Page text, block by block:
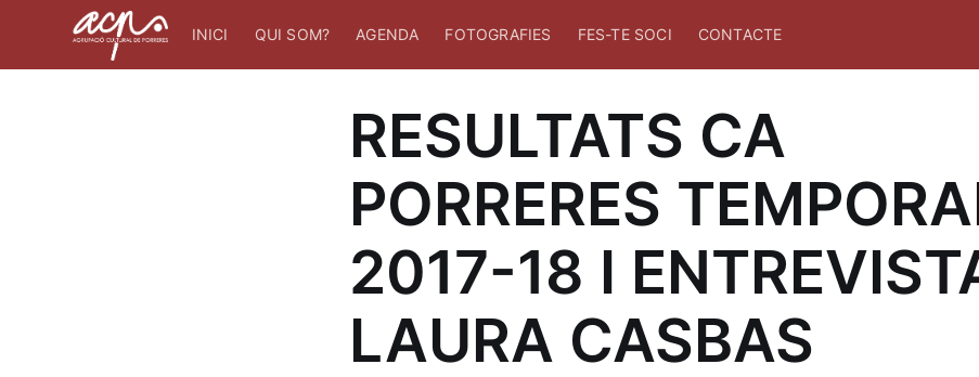
INICI QUI SOM? AGENDA FOTOGRAFIES FES-TE SOCI CONTACTE
RESULTATS CA
PORRERES
2017-18 I
LAURA CASBAS